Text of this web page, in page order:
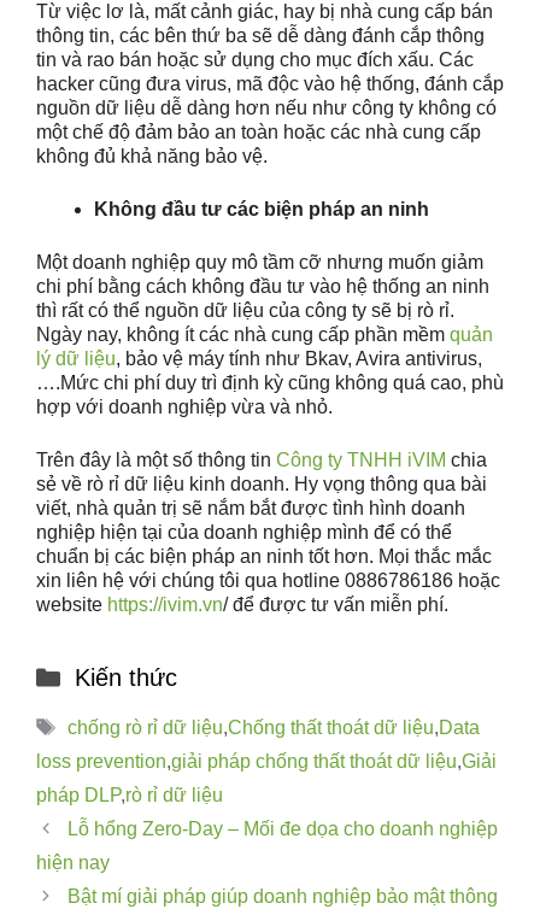
Từ việc lơ là, mất cảnh giác, hay bị nhà cung cấp bán
thông tin, các bên thứ ba sẽ dễ dàng đánh cắp thông
tin và rao bán hoặc sử dụng cho mục đích xấu. Các
hacker cũng đưa virus, mã độc vào hệ thống, đánh cắp
nguồn dữ liệu dễ dàng hơn nếu như công ty không có
một chế độ đảm bảo an toàn hoặc các nhà cung cấp
không đủ khả năng bảo vệ.
Không đầu tư các biện pháp an ninh
Một doanh nghiệp quy mô tầm cỡ nhưng muốn giảm
chi phí bằng cách không đầu tư vào hệ thống an ninh
thì rất có thể nguồn dữ liệu của công ty sẽ bị rò rỉ.
Ngày nay, không ít các nhà cung cấp phần mềm quản
lý dữ liệu, bảo vệ máy tính như Bkav, Avira antivirus,
….Mức chi phí duy trì định kỳ cũng không quá cao, phù
hợp với doanh nghiệp vừa và nhỏ.
Trên đây là một số thông tin Công ty TNHH iVIM chia
sẻ về rò rỉ dữ liệu kinh doanh. Hy vọng thông qua bài
viết, nhà quản trị sẽ nắm bắt được tình hình doanh
nghiệp hiện tại của doanh nghiệp mình để có thể
chuẩn bị các biện pháp an ninh tốt hơn. Mọi thắc mắc
xin liên hệ với chúng tôi qua hotline 0886786186 hoặc
website https://ivim.vn/ để được tư vấn miễn phí.
Kiến thức
chống rò rỉ dữ liệu,Chống thất thoát dữ liệu,Data
loss prevention,giải pháp chống thất thoát dữ liệu,Giải
pháp DLP,rò rỉ dữ liệu
Lỗ hổng Zero-Day – Mối đe dọa cho doanh nghiệp
hiện nay
Bật mí giải pháp giúp doanh nghiệp bảo mật thông